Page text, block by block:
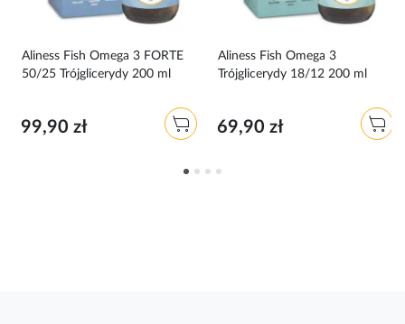
Aliness Fish Omega 3 FORTE
50/25 Trójglicerydy 200 ml
99,90 zł
Aliness Fish Omega 3
Trójglicerydy 18/12 200 ml
69,90 zł